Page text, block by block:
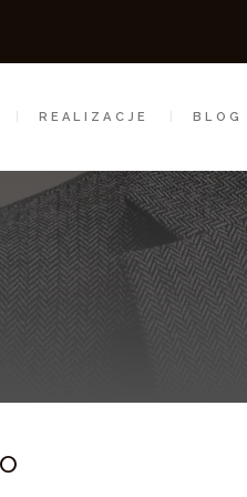
REALIZACJE BLOG